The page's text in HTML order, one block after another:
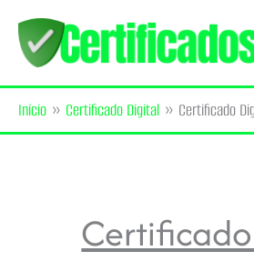
para
o
conteúdo
Início Certificado Digital Certificado